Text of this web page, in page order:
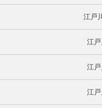
江戸
江
江戸
江